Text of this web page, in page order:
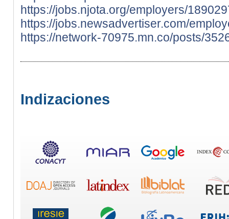
https://jobs.njota.org/employers/
https://jobs.newsadvertiser.com/
https://network-70975.mn.co/posts/
Indizaciones